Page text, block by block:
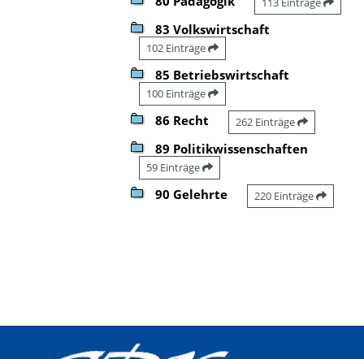
83 Volkswirtschaft
102 Einträge
85 Betriebswirtschaft
100 Einträge
86 Recht 262 Einträge
89 Politikwissenschaften
59 Einträge
90 Gelehrte 220 Einträge